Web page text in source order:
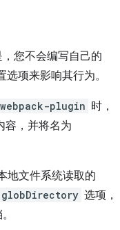
您不会编写自己的
项来影响其行为。
plugin 时，
容，并将名为
地文件系统读取的
globDirectory 选项，